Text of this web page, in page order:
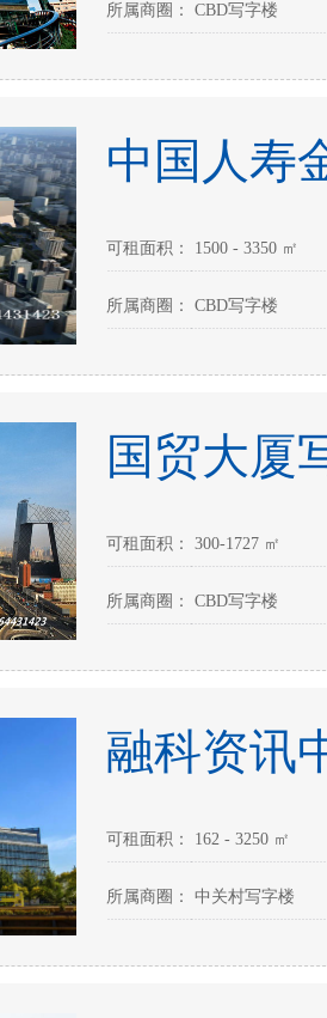
所属商圈： CBD写字楼
中国人寿
可租面积： 1500 - 3350 ㎡
所属商圈： CBD写字楼
国贸大厦
可租面积： 300-1727 ㎡
所属商圈： CBD写字楼
融科资讯
可租面积： 162 - 3250 ㎡
所属商圈： 中关村写字楼